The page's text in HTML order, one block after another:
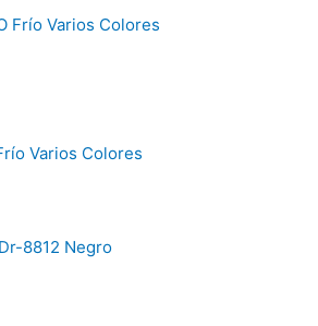
Varios Colores